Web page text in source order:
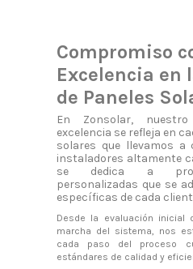
Compromiso
Excelencia en
de Paneles
En Zonsolar,
excelencia se refleja en
solares que llevamos a
instaladores altamente
se dedica a
personalizadas que se
específicas de cada
Desde la evaluación
marcha del sistema, nos
cada paso del proceso
estándares de calidad y